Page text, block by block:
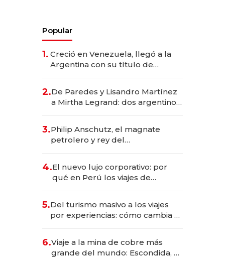
Popular
1. Creció en Venezuela, llegó a la
Argentina con su título de
las marcas "fast premium"
2.De Paredes y Lisandro Martínez
a Mirtha Legrand: dos argentinos
3.Philip Anschutz, el magnate
petrolero y rey del
Fénix
4.El nuevo lujo corporativo: por
qué en Perú los viajes de
transformadoras
5.Del turismo masivo a los viajes
por experiencias: cómo cambia el
6.Viaje a la mina de cobre más
grande del mundo: Escondida, el